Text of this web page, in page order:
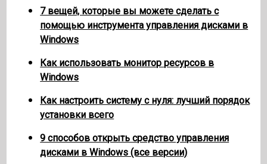
7 вещей, которые вы можете сделать с
помощью инструмента управления дисками в
Windows
Как использовать монитор ресурсов в
Windows
Как настроить систему с нуля: лучший порядок
установки всего
9 способов открыть средство управления
дисками в Windows (все версии)